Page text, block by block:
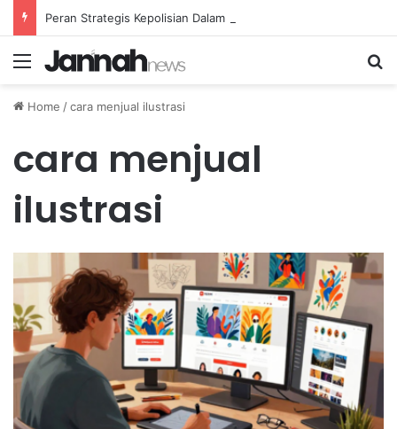
Menu
Home /cara menjual ilustrasi
cara menjual
ilustrasi